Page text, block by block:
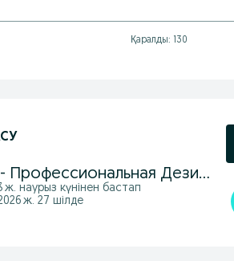
Қаралды: 130
DezLine - Профессиональная Дезинфекция
ж. наурыз күнінен бастап
ж. 27 шілде